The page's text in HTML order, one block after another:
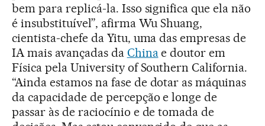
bem para replicá-la. Isso significa que ela não
é insubstituível”, afirma Wu Shuang,
cientista-chefe da Yitu, uma das empresas de
IA mais avançadas da Chinae doutor em
Física pela University of Southern California.
“Ainda estamos na fase de dotar as máquinas
da capacidade de percepção e longe de
passar às de raciocínio e de tomada de